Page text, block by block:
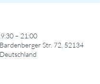
– 21:00
Str. 72, 52134